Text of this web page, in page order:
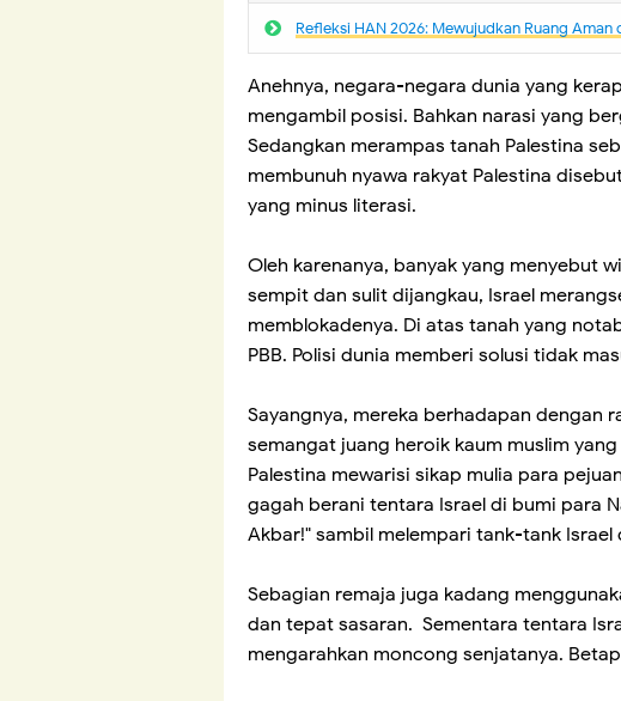
Refleksi HAN 2026: Mewujudkan Ruang Aman
Anehnya, negara-negara dunia yang
mengambil posisi. Bahkan narasi yang
Sedangkan merampas tanah Palestina
membunuh nyawa rakyat Palestina
yang minus literasi.
Oleh karenanya, banyak yang menyebut
sempit dan sulit dijangkau, Israel
memblokadenya. Di atas tanah yang
PBB. Polisi dunia memberi solusi tidak
Sayangnya, mereka berhadapan dengan
semangat juang heroik kaum muslim
Palestina mewarisi sikap mulia para
gagah berani tentara Israel di bumi para
Akbar!" sambil melempari tank-tank Israel
Sebagian remaja juga kadang
dan tepat sasaran. Sementara tentara
mengarahkan moncong senjatanya.